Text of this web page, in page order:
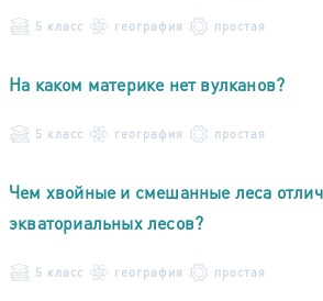
5 класс география простая
На каком материке нет вулканов?
5 класс география простая
Чем хвойные и смешанные леса
экваториальных лесов?
5 класс география простая